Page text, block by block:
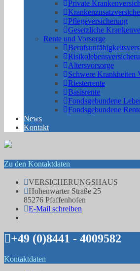
Private
Pflegeversicherung
Gesetzliche
Rente und Vorsorge
Altersvorsorge
Schwere Krankheiten
Riesterrente
Basisrente
Fondsgebundene
Fondsgebundene
News
Kontakt
Zu den Kontaktdaten
VERSICHERUNGSHAUS
Hohenwarter Straße 25
85276 Pfaffenhofen
E-Mail schreiben
+49 (0)8441 - 4009582
Kontaktdaten